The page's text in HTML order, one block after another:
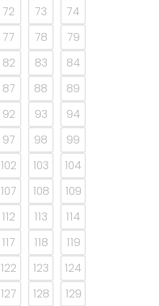
72 73
74
77 78
79
82 83
84
87 88
89
92 93
94
97 98
99
102 103
104
107 108
109
112 113
114
117 118
119
122 123
124
127 128 129